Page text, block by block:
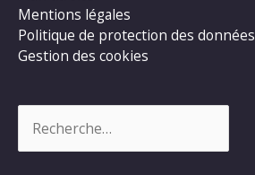
Mentions légales
Politique de protection des données
Gestion des cookies